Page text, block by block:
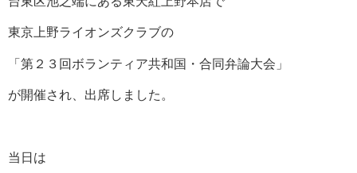
東京上野ライオンズクラブの
「第２３回ボランティア共和国・合同弁論大会」
が開催され、出席しました。
当日は